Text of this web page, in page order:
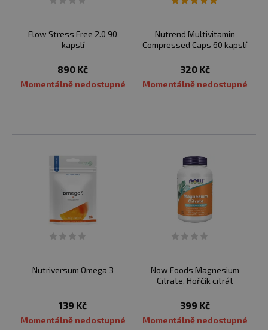
Flow Stress Free 2.0 90
kapslí
890 Kč
Momentálně nedostupné
Nutrend Multivitamin
Compressed Caps 60 kapslí
320 Kč
Momentálně nedostupné
Nutriversum Omega 3
139 Kč
Momentálně nedostupné
Now Foods Magnesium
Citrate, Hořčík citrát
399 Kč
Momentálně nedostupné